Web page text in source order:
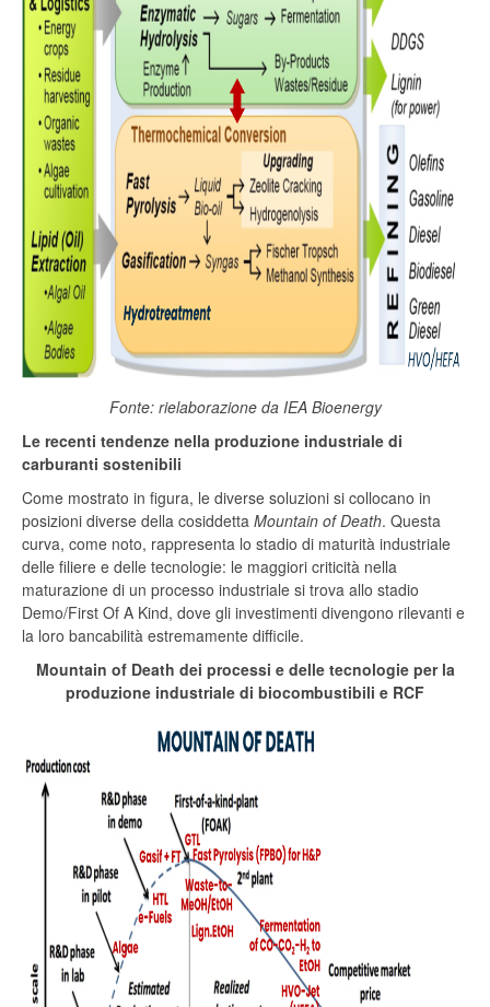
Fonte: rielaborazione da IEA Bioenergy
Le recenti tendenze nella produzione industriale di
carburanti sostenibili
Come mostrato in figura, le diverse soluzioni si collocano in
posizioni diverse della cosiddetta Mountain of Death. Questa
curva, come noto, rappresenta lo stadio di maturità industriale
delle filiere e delle tecnologie: le maggiori criticità nella
maturazione di un processo industriale si trova allo stadio
Demo/First Of A Kind, dove gli investimenti divengono rilevanti e
la loro bancabilità estremamente difficile.
Mountain of Death dei processi e delle tecnologie per la
produzione industriale di biocombustibili e RCF